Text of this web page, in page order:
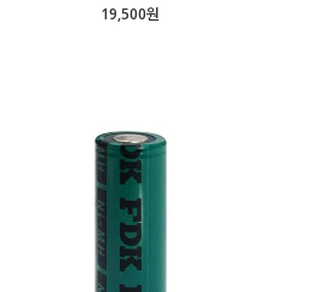
19,500원